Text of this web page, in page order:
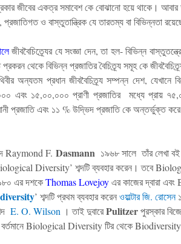
জীবেরএকত্রসমাবেশকেবোঝানোহয়েথাকে । আবার
, প্রজাতিগতও বাস্তুতান্ত্রিকযেতারতম্যবাবিভিন্নতা
জীববৈচিত্র্যের যে সংজ্ঞা দেন,তা হল-বিভিন্ন
প্রকরনথেকেবিভিন্নপ্রজাতিরবৈচিত্র্যসমূহকে
অন্যতম প্রধান জীববৈচিত্র্য সম্পন্ন দেশ,
এবং ১৫,০০,০০০ প্রাণী প্রজাতির মধ্যে প্রায়
প্রজাতি এবং ১১ % উদ্ভিদ প্রজাতি কে অন্তর্ভুক্ত
Raymond F. Dasmann ১৯৬৮ সালে তাঁর লেখা
Diversity’ শব্দটিব্যবহারকরেন । তবে
এর দশকেThomasLovejoyএর কাজের দ্বারা এবং
’ শব্দটি প্রথম ব্যবহার করেনওয়াল্টার জি. রোসেন
E. O. Wilson । তাই দুবারেPulitzerপুরস্কার
বর্তমানেBiological DiversityটিরথেকেBiodiversity